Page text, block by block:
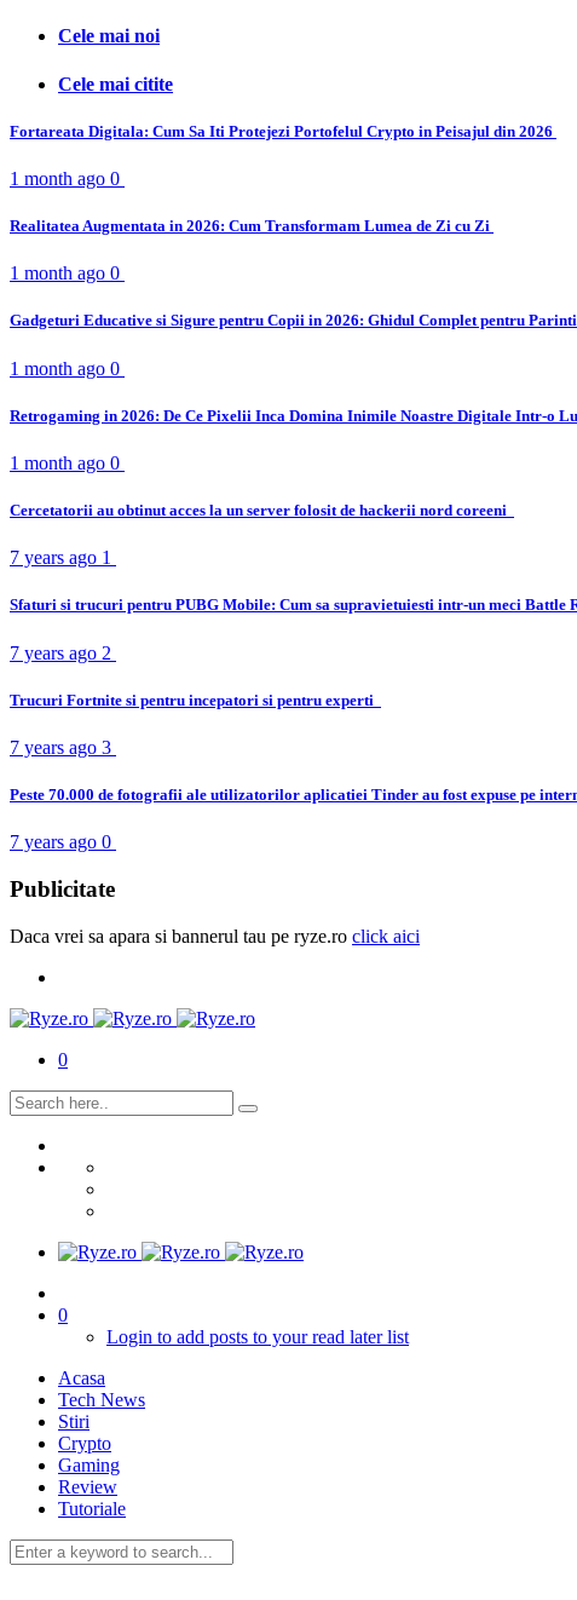
Cele mai noi
Cele mai citite
Fortareata Digitala: Cum Sa Iti Protejezi Portofelul Crypto in Peisajul din 2026
1 month ago 0
Realitatea Augmentata in 2026: Cum Transformam Lumea de Zi cu Zi
1 month ago 0
Gadgeturi Educative si Sigure pentru Copii in 2026: Ghidul Complet pentru
1 month ago 0
Retrogaming in 2026: De Ce Pixelii Inca Domina Inimile Noastre Digitale Intr-o
1 month ago 0
Cercetatorii au obtinut acces la un server folosit de hackerii nord coreeni
7 years ago 1
Sfaturi si trucuri pentru PUBG Mobile: Cum sa supravietuiesti intr-un meci Battle
7 years ago 2
Trucuri Fortnite si pentru incepatori si pentru experti
7 years ago 3
Peste 70.000 de fotografii ale utilizatorilor aplicatiei Tinder au fost expuse pe
7 years ago 0
Publicitate
Daca vrei sa apara si bannerul tau pe ryze.ro click aici
0
0
Login to add posts to your read later list
Acasa
Tech News
Stiri
Crypto
Gaming
Review
Tutoriale